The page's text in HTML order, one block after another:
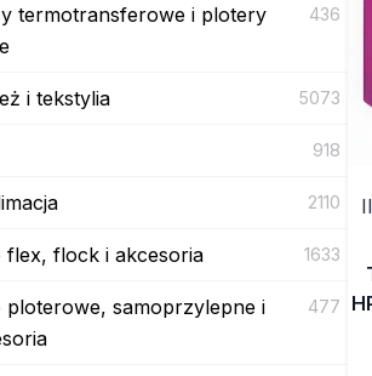
termotransferowe i plotery
436
i tekstylia 5073
918
2110
flex, flock i akcesoria 1633
ploterowe, samoprzylepne i
477